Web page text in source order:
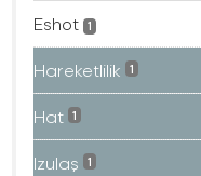
Eshot 1
Hareketlilik 1
Hat 1
Izulaş 1